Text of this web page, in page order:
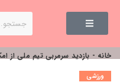
خانه - بازدید سرمربی تیم ملی از
ورزشی